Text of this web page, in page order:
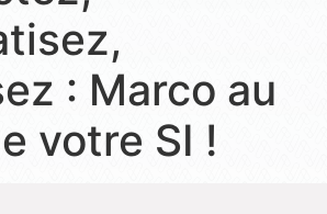
: Marco au
votre SI !